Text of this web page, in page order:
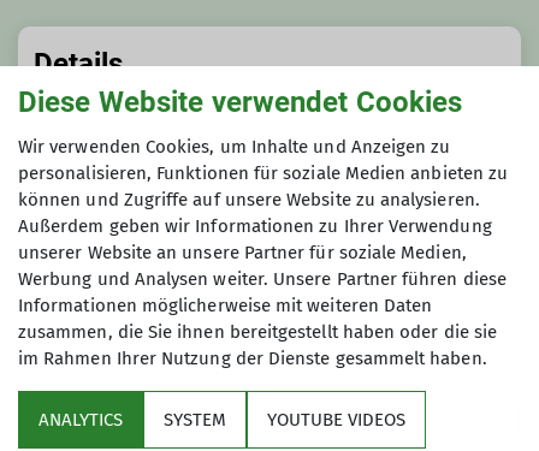
Details
Sa. 13.06.2026
Anmeldung
daniel.kolbeck@bergbund.de
Diese Website verwendet Cookies
Wir verwenden Cookies, um Inhalte und Anzeigen zu
personalisieren, Funktionen für soziale Medien anbieten zu
können und Zugriffe auf unsere Website zu analysieren.
Außerdem geben wir Informationen zu Ihrer Verwendung
unserer Website an unsere Partner für soziale Medien,
Werbung und Analysen weiter. Unsere Partner führen diese
Informationen möglicherweise mit weiteren Daten
zusammen, die Sie ihnen bereitgestellt haben oder die sie
im Rahmen Ihrer Nutzung der Dienste gesammelt haben.
ANALYTICS SYSTEM YOUTUBE VIDEOS